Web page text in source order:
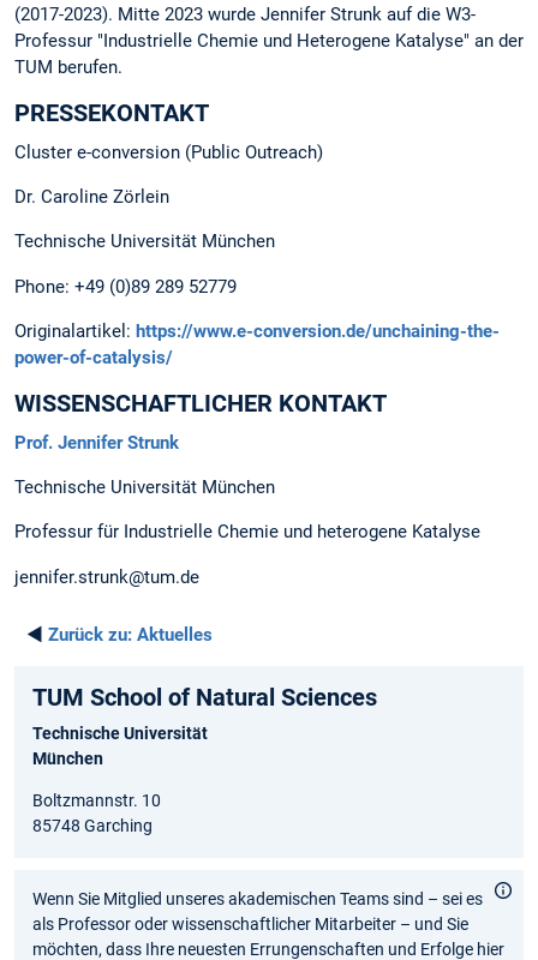
(2017-2023). Mitte 2023 wurde Jennifer Strunk auf die W3-
Professur "Industrielle Chemie und Heterogene Katalyse" an der
TUM berufen.
PRESSEKONTAKT
Cluster e-conversion (Public Outreach)
Dr. Caroline Zörlein
Technische Universität München
Phone: +49 (0)89 289 52779
Originalartikel: https://www.e-conversion.de/unchaining-the-
power-of-catalysis/
WISSENSCHAFTLICHER KONTAKT
Prof. Jennifer Strunk
Technische Universität München
Professur für Industrielle Chemie und heterogene Katalyse
jennifer.strunk@tum.de
◄ Zurück zu: Aktuelles
TUM School of Natural Sciences
Technische Universität
München
Boltzmannstr. 10
85748 Garching
Wenn Sie Mitglied unseres akademischen Teams sind – sei es
als Professor oder wissenschaftlicher Mitarbeiter – und Sie
möchten, dass Ihre neuesten Errungenschaften und Erfolge hier